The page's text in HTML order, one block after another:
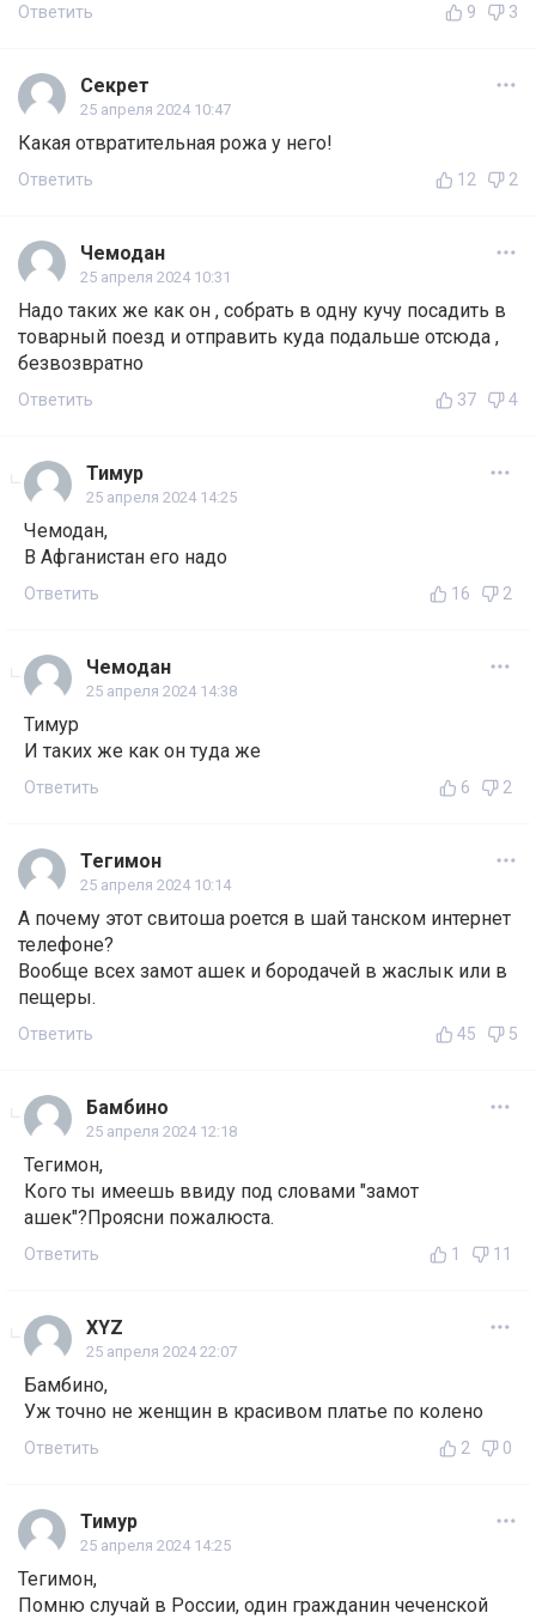
Ответить 9 3
Секрет
25 апреля 2024 10:47
Какая отвратительная рожа у него!
Ответить 12 2
Чемодан
25 апреля 2024 10:31
Надо таких же как он , собрать в одну кучу посадить в
товарный поезд и отправить куда подальше отсюда ,
безвозвратно
Ответить 37 4
Тимур
25 апреля 2024 14:25
Чемодан,
В Афганистан его надо
Ответить 16 2
Чемодан
25 апреля 2024 14:38
Тимур
И таких же как он туда же
Ответить 6 2
Тегимон
25 апреля 2024 10:14
А почему этот свитоша роется в шай танском интернет
телефоне?
Вообще всех замот ашек и бородачей в жаслык или в
пещеры.
Ответить 45 5
Бамбино
25 апреля 2024 12:18
Тегимон,
Кого ты имеешь ввиду под словами "замот
ашек"?Проясни пожалюста.
Ответить 1 11
XYZ
25 апреля 2024 22:07
Бамбино,
Уж точно не женщин в красивом платье по колено
Ответить 2 0
Тимур
25 апреля 2024 14:25
Тегимон,
Помню случай в России, один гражданин чеченской